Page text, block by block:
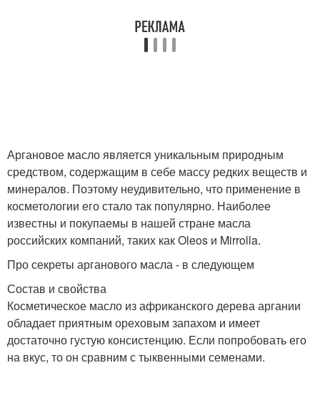
Аргановое масло является уникальным природным
средством, содержащим в себе массу редких веществ и
минералов. Поэтому неудивительно, что применение в
косметологии его стало так популярно. Наиболее
известны и покупаемы в нашей стране масла
российских компаний, таких как Oleos и Mirrolla.
Про секреты арганового масла - в следующем
Состав и свойства
Косметическое масло из африканского дерева аргании
обладает приятным ореховым запахом и имеет
достаточно густую консистенцию. Если попробовать его
на вкус, то он сравним с тыквенными семенами.